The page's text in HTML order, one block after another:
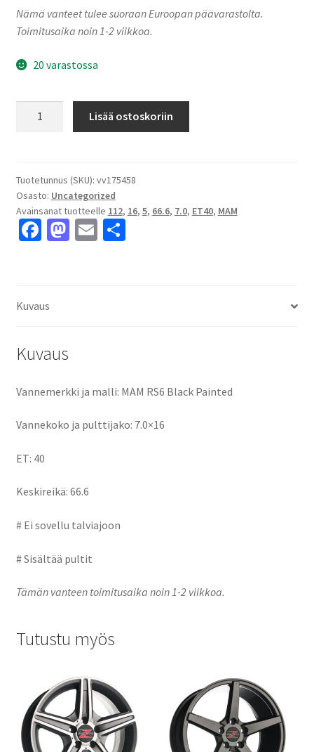
Nämä vanteet tulee suoraan Euroopan päävarastolta.
Toimitusaika noin 1-2 viikkoa.
20 varastossa
7.0x16"
5x112
ET40
keskireikä:66.6
Lisää ostoskoriin
Tuotetunnus (SKU): vv175458
Osasto: Uncategorized
Avainsanat tuotteelle 112, 16, 5, 66.6, 7.0, ET40, MAM
Fa
o
M E S
Kuvaus
Kuvaus
Vannemerkki ja malli: MAM RS6 Black Painted
Vannekoko ja pulttijako: 7.0×16
ET: 40
Keskireikä: 66.6
# Ei sovellu talviajoon
# Sisältää pultit
Tämän vanteen toimitusaika noin 1-2 viikkoa.
Tutustu myös